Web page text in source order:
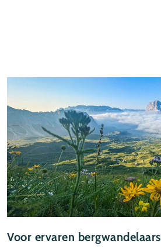
Voor ervaren bergwandelaars